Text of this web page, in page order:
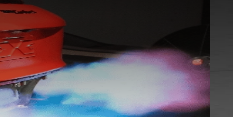
da
Caminhões
Equipamentos especiais